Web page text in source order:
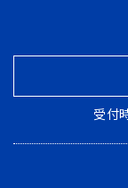
受付